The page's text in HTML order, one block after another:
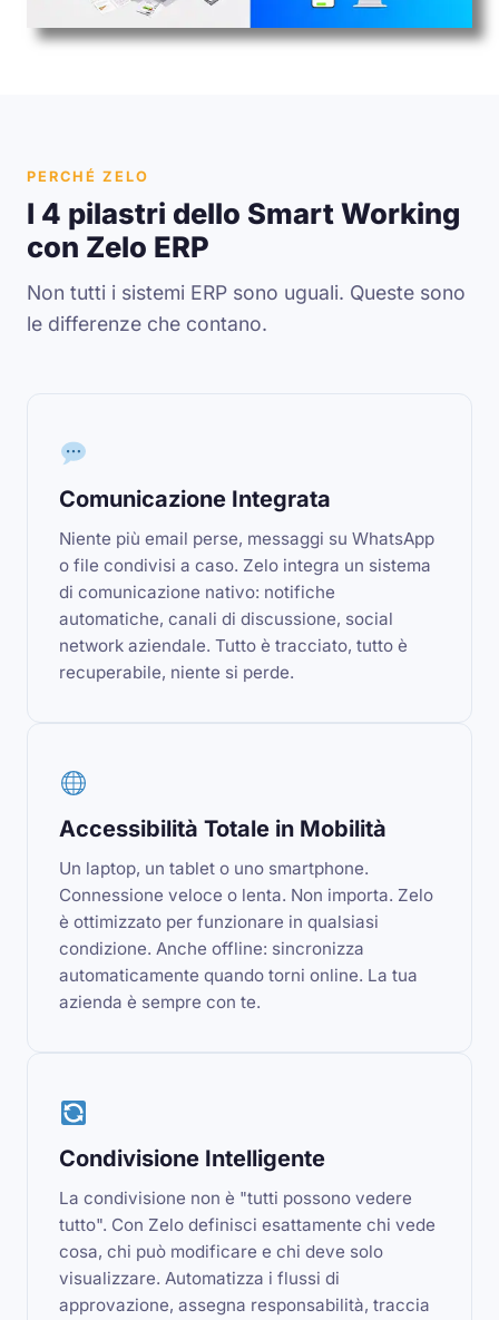
PERCHÉ ZELO
I 4 pilastri dello Smart Working
con Zelo ERP
Non tutti i sistemi ERP sono uguali. Queste sono
le differenze che contano.
Comunicazione Integrata
Niente più email perse, messaggi su WhatsApp
o file condivisi a caso. Zelo integra un sistema
di comunicazione nativo: notifiche
automatiche, canali di discussione, social
network aziendale. Tutto è tracciato, tutto è
recuperabile, niente si perde.
Accessibilità Totale in Mobilità
Un laptop, un tablet o uno smartphone.
Connessione veloce o lenta. Non importa. Zelo
è ottimizzato per funzionare in qualsiasi
condizione. Anche offline: sincronizza
automaticamente quando torni online. La tua
azienda è sempre con te.
Condivisione Intelligente
La condivisione non è "tutti possono vedere
tutto". Con Zelo definisci esattamente chi vede
cosa, chi può modificare e chi deve solo
visualizzare. Automatizza i flussi di
approvazione, assegna responsabilità, traccia